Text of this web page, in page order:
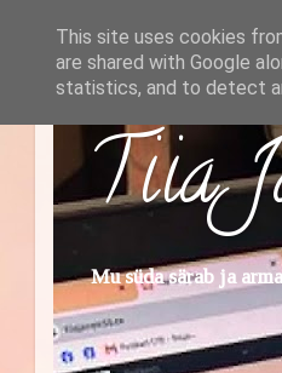
Tiia
Mu süda särab ja
This site uses cookies
are shared with Google
statistics, and to detect